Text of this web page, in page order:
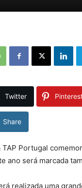
Twitter
Share
TAP Portugal
ano será marcada
realizada uma